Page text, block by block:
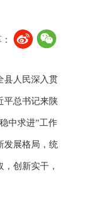
县人民深入贯
平总书记来陕
中求进”工作
发展格局，统
，创新实干，